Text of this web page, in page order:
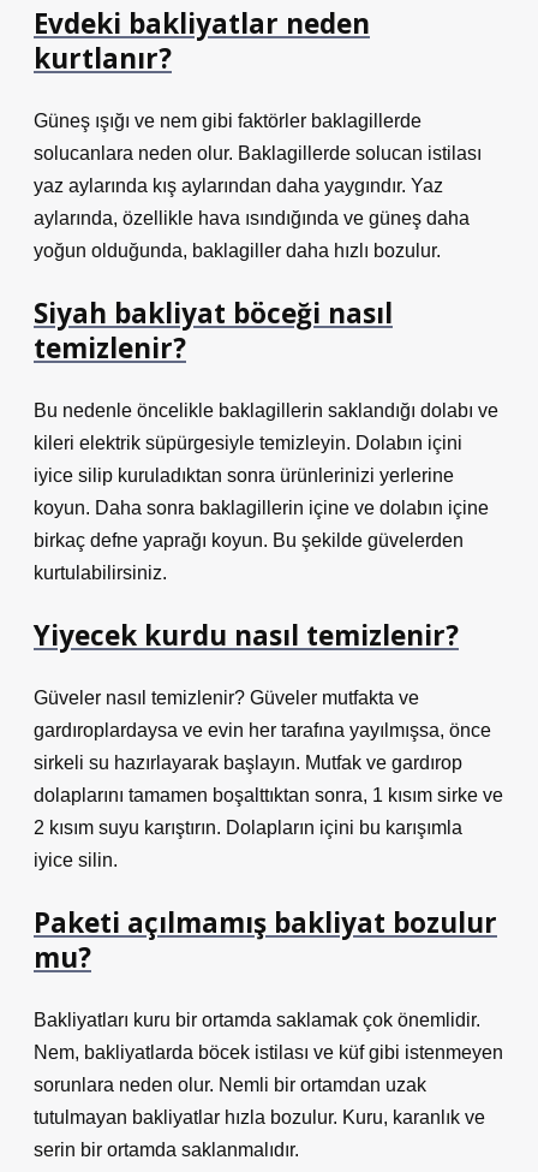
Evdeki bakliyatlar neden
kurtlanır?
Güneş ışığı ve nem gibi faktörler baklagillerde
solucanlara neden olur. Baklagillerde solucan istilası
yaz aylarında kış aylarından daha yaygındır. Yaz
aylarında, özellikle hava ısındığında ve güneş daha
yoğun olduğunda, baklagiller daha hızlı bozulur.
Siyah bakliyat böceği nasıl
temizlenir?
Bu nedenle öncelikle baklagillerin saklandığı dolabı ve
kileri elektrik süpürgesiyle temizleyin. Dolabın içini
iyice silip kuruladıktan sonra ürünlerinizi yerlerine
koyun. Daha sonra baklagillerin içine ve dolabın içine
birkaç defne yaprağı koyun. Bu şekilde güvelerden
kurtulabilirsiniz.
Yiyecek kurdu nasıl temizlenir?
Güveler nasıl temizlenir? Güveler mutfakta ve
gardıroplardaysa ve evin her tarafına yayılmışsa, önce
sirkeli su hazırlayarak başlayın. Mutfak ve gardırop
dolaplarını tamamen boşalttıktan sonra, 1 kısım sirke ve
2 kısım suyu karıştırın. Dolapların içini bu karışımla
iyice silin.
Paketi açılmamış bakliyat bozulur
mu?
Bakliyatları kuru bir ortamda saklamak çok önemlidir.
Nem, bakliyatlarda böcek istilası ve küf gibi istenmeyen
sorunlara neden olur. Nemli bir ortamdan uzak
tutulmayan bakliyatlar hızla bozulur. Kuru, karanlık ve
serin bir ortamda saklanmalıdır.